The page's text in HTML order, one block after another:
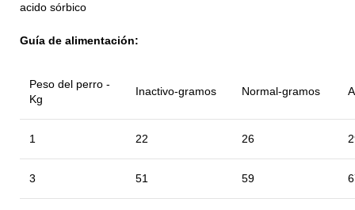
acido sórbico
Guía de alimentación:
Peso del perro -
Kg
Inactivo-gramos Normal-gramos
1 22 26
3 51 59